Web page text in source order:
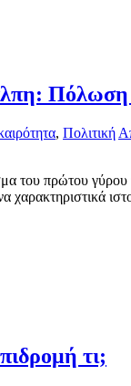
Πόλωση
, Πολιτική
του πρώτου γύρου
χαρακτηριστικά
τι;